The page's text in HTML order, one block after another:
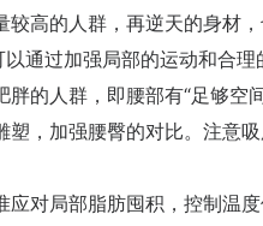
高的人群，再逆天的身材，
以通过加强局部的运动和合
人群，即腰部有“足够空
塑，加强腰臀的对比。注意
对局部脂肪囤积，控制温度